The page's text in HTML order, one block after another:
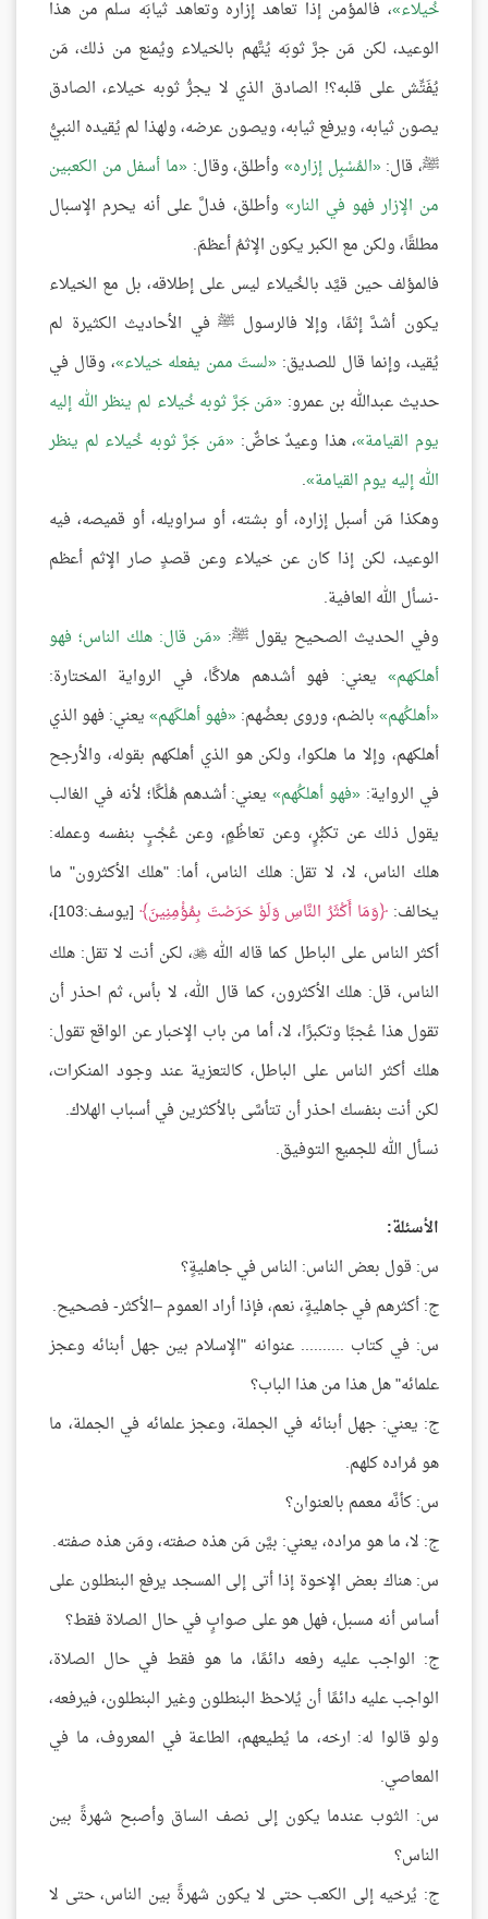
خُيلاء ، فالمؤمن إذا تعاهد إزاره وتعاهد ثيابَه سلم من هذا
الوعيد، لكن مَن جرَّ ثوبَه يُتَّهم بالخيلاء ويُمنع من ذلك، مَن
يُفَتِّش على قلبه؟! الصادق الذي لا يجرُّ ثوبه خيلاء، الصادق
يصون ثيابه، ويرفع ثيابه، ويصون عرضه، ولهذا لم يُقيده النبيُّ
ﷺ، قال: المُسْبِل إزاره وأطلق، وقال: ما أسفل من الكعبين
من الإزار فهو في النار وأطلق، فدلَّ على أنه يحرم الإسبال
مطلقًا، ولكن مع الكبر يكون الإثمُ أعظمَ.
فالمؤلف حين قيَّد بالخُيلاء ليس على إطلاقه، بل مع الخيلاء
يكون أشدَّ إثمًا، وإلا فالرسول ﷺ في الأحاديث الكثيرة لم
يُقيد، وإنما قال للصديق: لستَ ممن يفعله خيلاء ، وقال في
حديث عبدالله بن عمرو: مَن جَرَّ ثوبه خُيلاء لم ينظر الله إليه
يوم القيامة ، هذا وعيدٌ خاصٌّ: مَن جَرَّ ثوبه خُيلاء لم ينظر
الله إليه يوم القيامة .
وهكذا مَن أسبل إزاره، أو بشته، أو سراويله، أو قميصه، فيه
الوعيد، لكن إذا كان عن خيلاء وعن قصدٍ صار الإثم أعظم
-نسأل الله العافية.
وفي الحديث الصحيح يقول ﷺ: مَن قال: هلك الناس؛ فهو
أهلكهم
يعني: فهو أشدهم هلاكًا، في الرواية المختارة:
أهلكُهم بالضم، وروى بعضُهم: فهو أهلكَهم يعني: فهو الذي
أهلكهم، وإلا ما هلكوا، ولكن هو الذي أهلكهم بقوله، والأرجح
في الرواية: فهو أهلكُهم يعني: أشدهم هُلْكًا؛ لأنه في الغالب
يقول ذلك عن تكبُّرٍ، وعن تعاظُمٍ، وعن عُجْبٍ بنفسه وعمله:
هلك الناس، لا، لا تقل: هلك الناس، أما: "هلك الأكثرون" ما
يخالف: وَمَا أَكْثَرُ النَّاسِ وَلَوْ حَرَصْتَ بِمُؤْمِنِينَ
[يوسف:103]،
أكثر الناس على الباطل كما قاله الله، لكن أنت لا تقل: هلك
الناس، قل: هلك الأكثرون، كما قال الله، لا بأس، ثم احذر أن
تقول هذا عُجبًا وتكبرًا، لا، أما من باب الإخبار عن الواقع تقول:
هلك أكثر الناس على الباطل، كالتعزية عند وجود المنكرات،
لكن أنت بنفسك احذر أن تتأسَّى بالأكثرين في أسباب الهلاك.
نسأل الله للجميع التوفيق.
الأسئلة:
س: قول بعض الناس: الناس في جاهليةٍ؟
ج: أكثرهم في جاهليةٍ، نعم، فإذا أراد العموم –الأكثر- فصحيح.
س: في كتاب .......... عنوانه "الإسلام بين جهل أبنائه وعجز
علمائه" هل هذا من هذا الباب؟
ج: يعني: جهل أبنائه في الجملة، وعجز علمائه في الجملة، ما
هو مُراده كلهم.
س: كأنَّه معمم بالعنوان؟
ج: لا، ما هو مراده، يعني: بيَّن مَن هذه صفته، ومَن هذه صفته.
س: هناك بعض الإخوة إذا أتى إلى المسجد يرفع البنطلون على
أساس أنه مسبل، فهل هو على صوابٍ في حال الصلاة فقط؟
ج: الواجب عليه رفعه دائمًا، ما هو فقط في حال الصلاة،
الواجب عليه دائمًا أن يُلاحظ البنطلون وغير البنطلون، فيرفعه،
ولو قالوا له: ارخه، ما يُطيعهم، الطاعة في المعروف، ما في
المعاصي.
س: الثوب عندما يكون إلى نصف الساق وأصبح شهرةً بين
الناس؟
ج: يُرخيه إلى الكعب حتى لا يكون شهرةً بين الناس، حتى لا